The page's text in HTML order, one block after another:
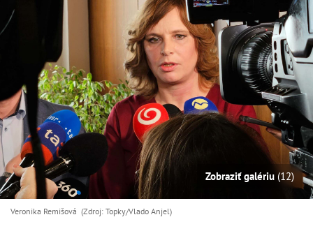
Zobraziť galériu (12)
Veronika Remišová (Zdroj: Topky/Vlado Anjel)